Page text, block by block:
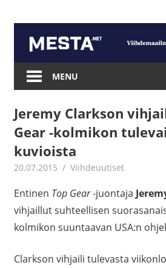
content
Mesta.net
MENU
Jeremy Clarkson
Gear -kolmikon
kuvioista
20.07.2015 mestanet
Viihdeuutiset
Entinen Top Gear-juontaja
vihjaillut suhteellisen
kolmikon suuntaavan USA:n
Clarkson vihjaili tulevasta